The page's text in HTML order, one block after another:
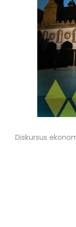
Diskursus